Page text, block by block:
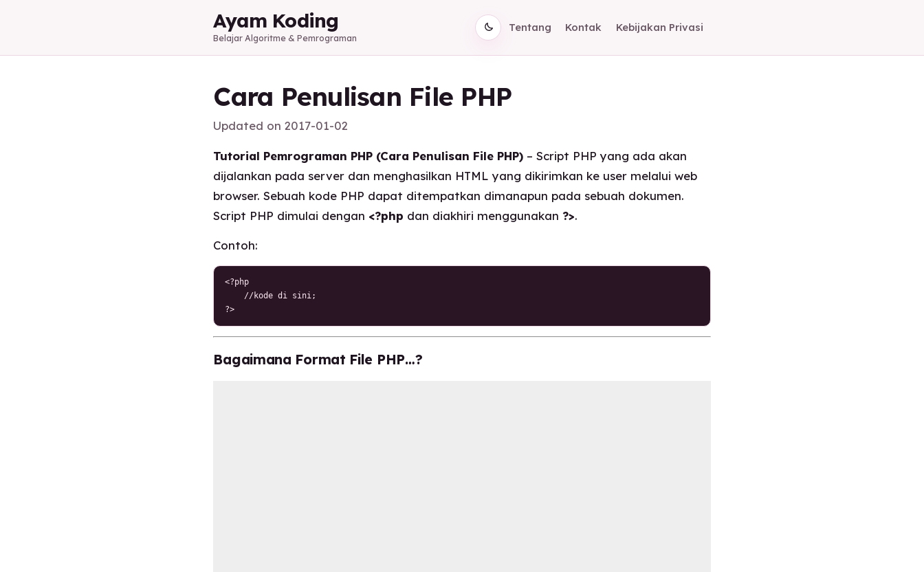
Ayam Koding
Belajar Algoritme & Pemrograman
Tentang Kontak Kebijakan Privasi
Cara Penulisan File PHP
Updated on2017-01-02
Tutorial Pemrograman PHP (Cara Penulisan File PHP) – Script PHP yang ada akan
dijalankan pada server dan menghasilkan HTML yang dikirimkan ke user melalui web
browser. Sebuah kode PHP dapat ditempatkan dimanapun pada sebuah dokumen.
Script PHP dimulai dengan <?php dan diakhiri menggunakan ?>.
Contoh:
<?php
    //kode di sini;
?>
Bagaimana Format File PHP…?